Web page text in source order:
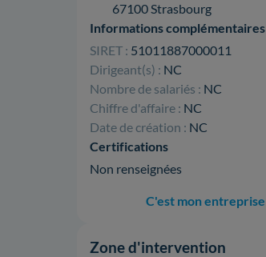
67100 Strasbourg
Informations complémentaires
SIRET : 51011887000011
Dirigeant(s) : NC
Nombre de salariés : NC
Chiffre d'affaire : NC
Date de création : NC
Certifications
Non renseignées
C'est mon entreprise
Zone d'intervention